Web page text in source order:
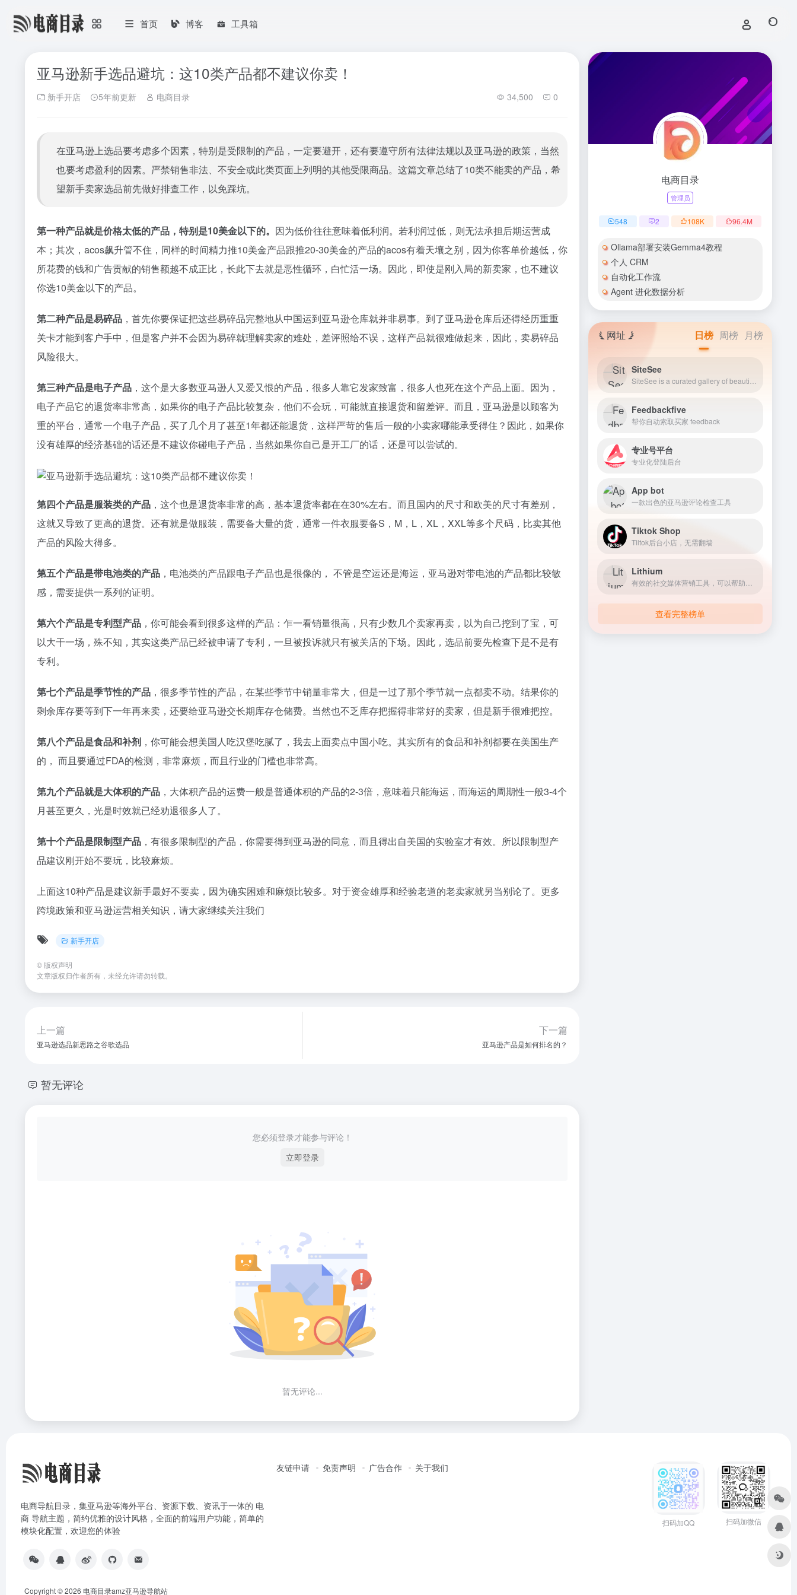
首页 博客 工具箱
亚马逊新手选品避坑：这10类产品都不建议你卖！
新手开店 5年前更新 电商目录 34,500 0
在亚马逊上选品要考虑多个因素，特别是受限制的产品，一定要避开，还有要遵守所有法律法规以及亚马逊的政策，当然
也要考虑盈利的因素。严禁销售非法、不安全或此类页面上列明的其他受限商品。这篇文章总结了10类不能卖的产品，希
望新手卖家选品前先做好排查工作，以免踩坑。
第一种产品就是价格太低的产品，特别是10美金以下的。 因为低价往往意味着低利润。若利润过低，则无法承担后期运营成
本；其次，acos飙升管不住，同样的时间精力推10美金产品跟推20-30美金的产品的acos有着天壤之别，因为你客单价越低，你
所花费的钱和广告贡献的销售额越不成正比，长此下去就是恶性循环，白忙活一场。因此，即使是刚入局的新卖家，也不建议
你选10美金以下的产品。
第二种产品是易碎品 ，首先你要保证把这些易碎品完整地从中国运到亚马逊仓库就并非易事。到了亚马逊仓库后还得经历重重
关卡才能到客户手中，但是客户并不会因为易碎就理解卖家的难处，差评照给不误，这样产品就很难做起来，因此，卖易碎品
风险很大。
第三种产品是电子产品 ，这个是大多数亚马逊人又爱又恨的产品，很多人靠它发家致富，很多人也死在这个产品上面。因为，
电子产品它的退货率非常高，如果你的电子产品比较复杂，他们不会玩，可能就直接退货和留差评。而且，亚马逊是以顾客为
重的平台，通常一个电子产品，买了几个月了甚至1年都还能退货，这样严苛的售后一般的小卖家哪能承受得住？因此，如果你
没有雄厚的经济基础的话还是不建议你碰电子产品，当然如果你自己是开工厂的话，还是可以尝试的。
第四个产品是服装类的产品 ，这个也是退货率非常的高，基本退货率都在在30%左右。而且国内的尺寸和欧美的尺寸有差别，
这就又导致了更高的退货。还有就是做服装，需要备大量的货，通常一件衣服要备S，M，L，XL，XXL等多个尺码，比卖其他
产品的风险大得多。
第五个产品是带电池类的产品 ，电池类的产品跟电子产品也是很像的， 不管是空运还是海运，亚马逊对带电池的产品都比较敏
感，需要提供一系列的证明。
第六个产品是专利型产品 ，你可能会看到很多这样的产品：乍一看销量很高，只有少数几个卖家再卖，以为自己挖到了宝，可
以大干一场，殊不知，其实这类产品已经被申请了专利，一旦被投诉就只有被关店的下场。因此，选品前要先检查下是不是有
专利。
第七个产品是季节性的产品 ，很多季节性的产品，在某些季节中销量非常大，但是一过了那个季节就一点都卖不动。结果你的
剩余库存要等到下一年再来卖，还要给亚马逊交长期库存仓储费。当然也不乏库存把握得非常好的卖家，但是新手很难把控。
第八个产品是食品和补剂 ，你可能会想美国人吃汉堡吃腻了，我去上面卖点中国小吃。其实所有的食品和补剂都要在美国生产
的， 而且要通过FDA的检测，非常麻烦，而且行业的门槛也非常高。
第九个产品就是大体积的产品 ，大体积产品的运费一般是普通体积的产品的2-3倍，意味着只能海运，而海运的周期性一般3-4个
月甚至更久，光是时效就已经劝退很多人了。
第十个产品是限制型产品 ，有很多限制型的产品，你需要得到亚马逊的同意，而且得出自美国的实验室才有效。所以限制型产
品建议刚开始不要玩，比较麻烦。
上面这10种产品是建议新手最好不要卖，因为确实困难和麻烦比较多。对于资金雄厚和经验老道的老卖家就另当别论了。更多
跨境政策和亚马逊运营相关知识，请大家继续关注我们
新手开店
© 版权声明
文章版权归作者所有，未经允许请勿转载。
上一篇
亚马逊选品新思路之谷歌选品
下一篇
亚马逊产品是如何排名的？
暂无评论
您必须登录才能参与评论！
立即登录
暂无评论...
电商目录
管理员
548 2 108K 96.4M
Ollama部署安装Gemma4教程
个人 CRM
自动化工作流
Agent 进化数据分析
网址 日榜 周榜 月榜
SiteSee
Feedbackfive
帮你自动索取买家 feedback
专业号平台
专业化登陆后台
App bot
一款出色的亚马逊评论检查工具
Tiktok Shop
Tiltok后台小店，无需翻墙
Lithium
查看完整榜单
电商导航目录，集亚马逊等海外平台、资源下载、资讯于一体的 电
商 导航主题，简约优雅的设计风格，全面的前端用户功能，简单的
模块化配置，欢迎您的体验
友链申请 免责声明 广告合作 关于我们
扫码加QQ 扫码加微信
Copyright © 2026 电商目录amz亚马逊导航站